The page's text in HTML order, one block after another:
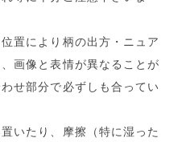
置により柄の出方・ニュア
画像と表情が異なることが
せ部分で必ずしも合ってい
いたり、摩擦（特に湿った